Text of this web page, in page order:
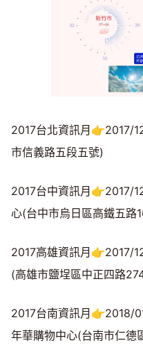
2017台北資訊月👉2017/
市信義路五段五號)
2017台中資訊月👉2017/
心(台中市烏日區高鐵五路
2017高雄資訊月👉2017/
(高雄市鹽埕區中正四路
2017台南資訊月👉2018/
年華購物中心(台南市仁德